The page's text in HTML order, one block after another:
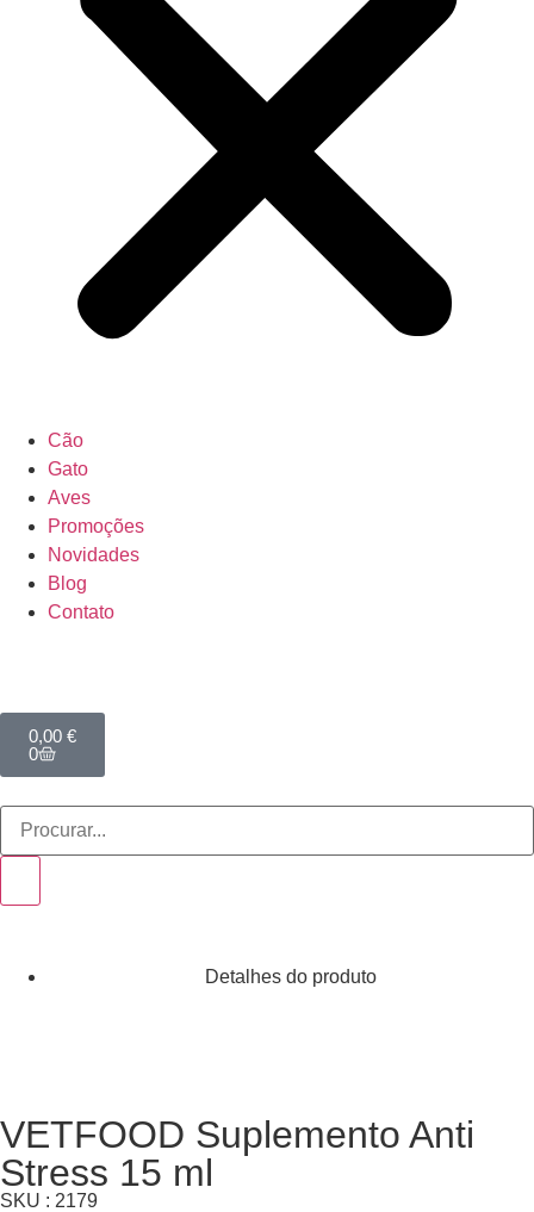
Cão
Gato
Aves
Promoções
Novidades
Blog
Contato
0,00 €
0
Detalhes do produto
VETFOOD Suplemento Anti
Stress 15 ml
SKU : 2179